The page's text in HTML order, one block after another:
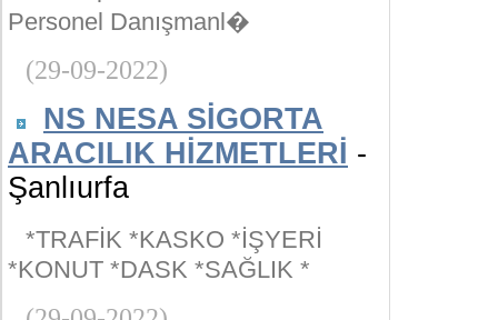
Personel Danışmanl�
(29-09-2022)
NS NESA SİGORTA
ARACILIK HİZMETLERİ -
Şanlıurfa
*TRAFİK *KASKO *İŞYERİ
*KONUT *DASK *SAĞLIK *